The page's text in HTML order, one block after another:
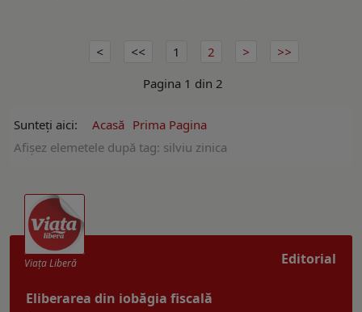
1
2
Pagina 1 din 2
Sunteți aici: Acasă Prima Pagina
Afişez elemetele după tag: silviu zinica
Editorial
Viaţa Liberă
Eliberarea din iobăgia fiscală